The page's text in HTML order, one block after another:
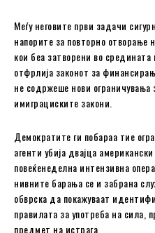
Меѓу неговите први задачи
напорите за повторно отворање
кои беа затворени во
отфрлија законот за
не содржеше нови ограничувања
имиграциските закони.
Демократите ги побараа тие
агенти убија двајца
повеќенеделна интензивна
нивните барања се и забрана
обврска да покажуваат
правилата за употреба на
предмет на истрага.